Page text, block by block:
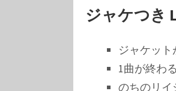
ジャケつき
ジャケッ
1曲が終わ
のちのリイ